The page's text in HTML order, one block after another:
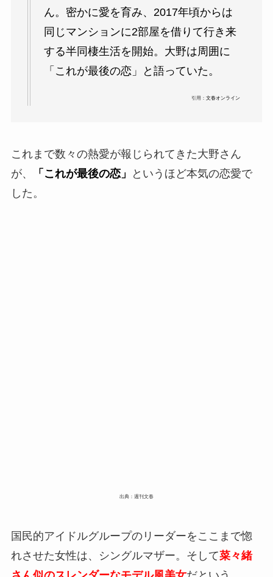
ん。密かに愛を育み、2017年頃からは
同じマンションに2部屋を借りて行き来
する半同棲生活を開始。大野は周囲に
「これが最後の恋」と語っていた。
引用：文春オンライン
これまで数々の熱愛が報じられてきた大野さん
が、
「これが最後の恋」
というほど本気の恋愛で
した。
出典：週刊文春
国民的アイドルグループのリーダーをここまで惚
れさせた女性は、シングルマザー。そして菜々緒